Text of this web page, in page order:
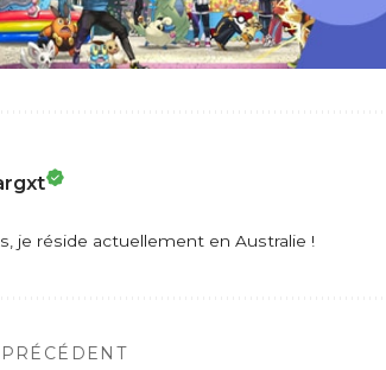
je réside actuellement en Australie !